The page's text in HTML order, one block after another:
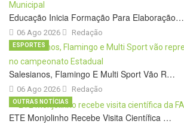
Educação Inicia Formação Para Elaboração…
06 Ago 2026 Redação
Salesianos, Flamingo E Multi Sport Vão R…
06 Ago 2026
ESPORTES
Redação
ETE Monjolinho Recebe Visita Científica …
OUTRAS NOTÍCIAS